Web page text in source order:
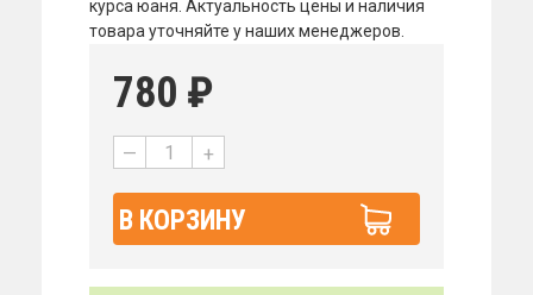
курса юаня. Актуальность цены и наличия
товара уточняйте у наших менеджеров.
780 ₽
— +
В КОРЗИНУ